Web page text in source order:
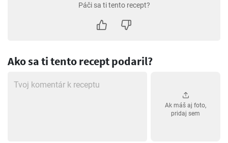
Páči sa ti tento recept?
Ako sa ti tento recept podaril?
Ak máš aj foto,
pridaj sem